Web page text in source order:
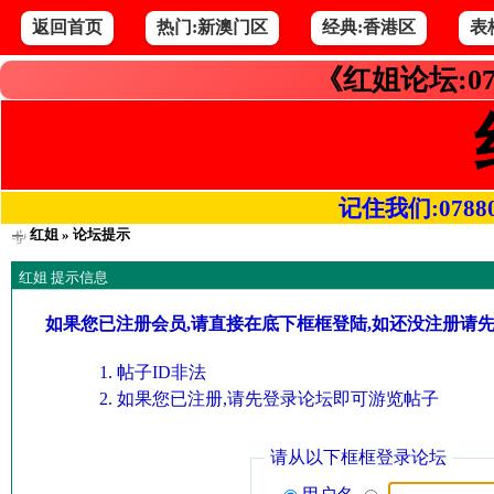
返回首页 热门:新澳门区 经典:香港区 表
《红姐论坛
记住我们
红姐» 论坛提示
红姐 提示信息
如果您已注册会员,请直接在底下框框登陆,如还没注册请
帖子ID非法
如果您已注册,请先登录论坛即可游览帖子
请从以下框框登录论坛